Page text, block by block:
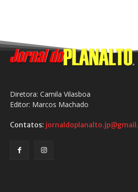
Diretora: Camila Vilasboa
Editor: Marcos Machado
Contatos: